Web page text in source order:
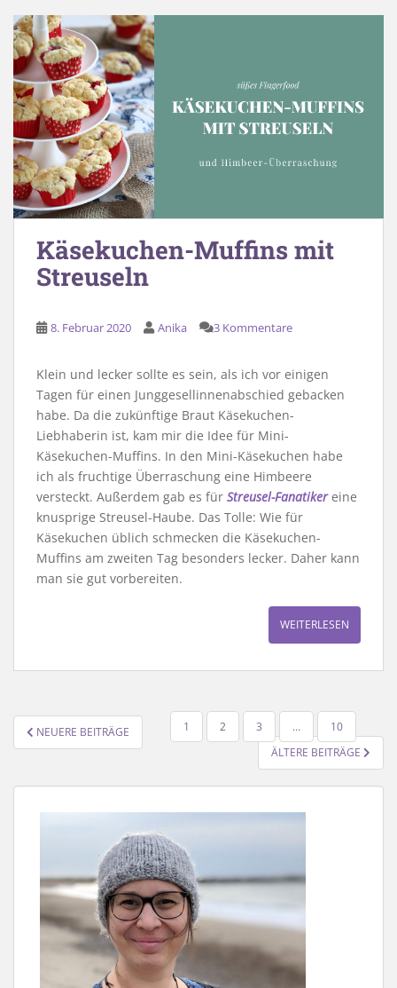
Käsekuchen-Muffins mit
Streuseln
8. Februar 2020 Anika 3 Kommentare
Klein und lecker sollte es sein, als ich vor einigen
Tagen für einen Junggesellinnenabschied gebacken
habe. Da die zukünftige Braut Käsekuchen-
Liebhaberin ist, kam mir die Idee für Mini-
Käsekuchen-Muffins. In den Mini-Käsekuchen habe
ich als fruchtige Überraschung eine Himbeere
versteckt. Außerdem gab es für Streusel-Fanatikereine
knusprige Streusel-Haube. Das Tolle: Wie für
Käsekuchen üblich schmecken die Käsekuchen-
Muffins am zweiten Tag besonders lecker. Daher kann
man sie gut vorbereiten.
WEITERLESEN
SEITENNUMMERIERUNG
DER
NEUERE BEITRÄGE 1 2 3 …
10
ÄLTERE BEITRÄGE